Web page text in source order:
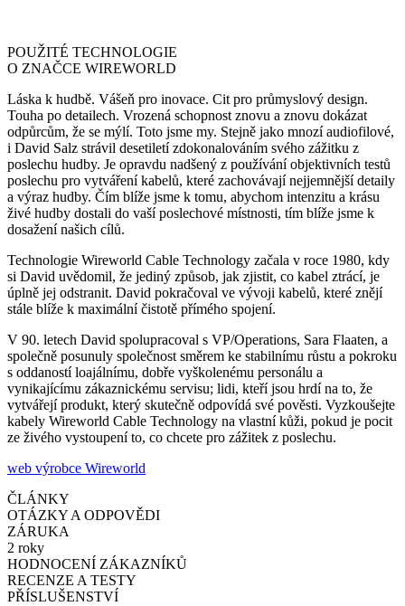
POUŽITÉ TECHNOLOGIE
O ZNAČCE WIREWORLD
Láska k hudbě. Vášeň pro inovace. Cit pro průmyslový design.
Touha po detailech. Vrozená schopnost znovu a znovu dokázat
odpůrcům, že se mýlí. Toto jsme my. Stejně jako mnozí audiofilové,
i David Salz strávil desetiletí zdokonalováním svého zážitku z
poslechu hudby. Je opravdu nadšený z používání objektivních testů
poslechu pro vytváření kabelů, které zachovávají nejjemnější detaily
a výraz hudby. Čím blíže jsme k tomu, abychom intenzitu a krásu
živé hudby dostali do vaší poslechové místnosti, tím blíže jsme k
dosažení našich cílů.
Technologie Wireworld Cable Technology začala v roce 1980, kdy
si David uvědomil, že jediný způsob, jak zjistit, co kabel ztrácí, je
úplně jej odstranit. David pokračoval ve vývoji kabelů, které znějí
stále blíže k maximální čistotě přímého spojení.
V 90. letech David spolupracoval s VP/Operations, Sara Flaaten, a
společně posunuly společnost směrem ke stabilnímu růstu a pokroku
s oddaností loajálnímu, dobře vyškolenému personálu a
vynikajícímu zákaznickému servisu; lidi, kteří jsou hrdí na to, že
vytvářejí produkt, který skutečně odpovídá své pověsti. Vyzkoušejte
kabely Wireworld Cable Technology na vlastní kůži, pokud je pocit
ze živého vystoupení to, co chcete pro zážitek z poslechu.
web výrobce Wireworld
ČLÁNKY
OTÁZKY A ODPOVĚDI
ZÁRUKA
2 roky
HODNOCENÍ ZÁKAZNÍKŮ
RECENZE A TESTY
PŘÍSLUŠENSTVÍ